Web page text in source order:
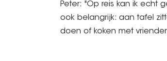
Peter: "Op reis kan ik echt
ook belangrijk: aan tafel
doen of koken met